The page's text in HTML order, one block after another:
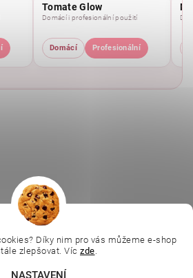
Tomate Glow
Domácí i profesionální použití
Domácí Profesionální
L.C.P. Paris |
kurzy | Kozmetickyobchod.sk
Díky nim pro vás můžeme e-shop
zlepšovat. Víc zde.
NASTAVENÍ